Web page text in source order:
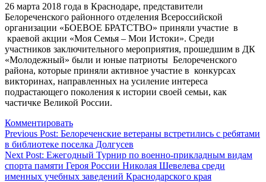
26 марта 2018 года в Краснодаре, представители
Белореченского районного отделения Всероссийской
организации «БОЕВОЕ БРАТСТВО» приняли участие в
краевой акции «Моя Семья – Мои Истоки». Среди
участников заключительного мероприятия, прошедшим в ДК
«Молодежный» были и юные патриоты Белореченского
района, которые приняли активное участие в конкурсах
викторинах, направленных на усиление интереса
подрастающего поколения к истории своей семьи, как
частичке Великой России.
Комментировать
Навигация
по
записям
Previous Post: Белореченские ветераны встретились с ребятами
в библиотеке поселка Долгусев
Next Post: Ежегодный Турнир по военно-прикладным видам
спорта памяти Героя России Николая Шевелева среди
именных учебных заведений Краснодарского края